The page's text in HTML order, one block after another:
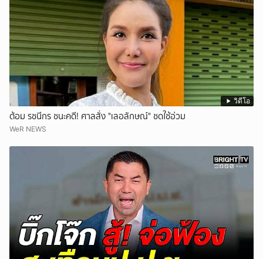
วิดีโอ
ต้อม รชนีกร ชนะคดี! ศาลสั่ง "เลอลักษณ์" ชดใช้อ่วม
WeR NEWS